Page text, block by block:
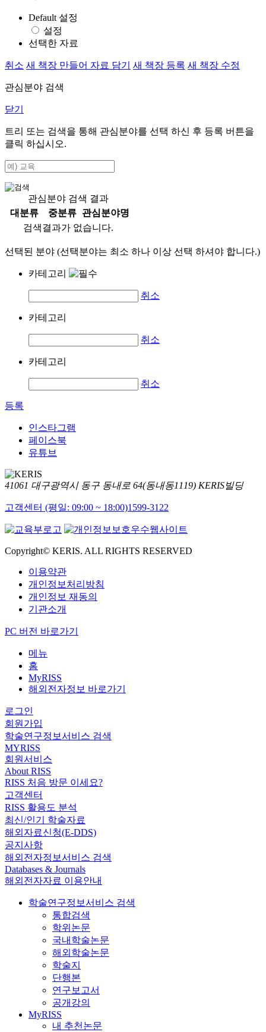
Default 설정
설정
선택한 자료
취소 새 책장 만들어 자료 담기 새 책장 등록 새 책장 수정
관심분야 검색
닫기
트리 또는 검색을 통해 관심분야를 선택 하신 후 등록 버튼을
클릭 하십시오.
관심분야 검색 결과
대분류
중분류
관심분야명
검색결과가 없습니다.
선택된 분야 (선택분야는 최소 하나 이상 선택 하셔야 합니다.)
카테고리
취소
카테고리
취소
카테고리
취소
등록
인스타그램
페이스북
유튜브
41061 대구광역시 동구 동내로 64(동내동1119) KERIS빌딩
고객센터 (평일: 09:00 ~ 18:00)1599-3122
Copyright© KERIS. ALL RIGHTS RESERVED
이용약관
개인정보처리방침
개인정보 재동의
기관소개
PC 버전 바로가기
메뉴
홈
MyRISS
해외전자정보 바로가기
로그인
회원가입
학술연구정보서비스 검색
MYRISS
회원서비스
About RISS
RISS 처음 방문 이세요?
고객센터
RISS 활용도 분석
최신/인기 학술자료
해외자료신청(E-DDS)
공지사항
해외전자정보서비스 검색
Databases & Journals
해외전자자료 이용안내
학술연구정보서비스 검색
통합검색
학위논문
국내학술논문
해외학술논문
학술지
단행본
연구보고서
공개강의
MyRISS
내 추천논문